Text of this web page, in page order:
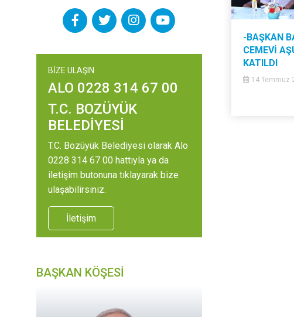
BİZE ULAŞIN
ALO 0228 314 67 00
T.C. BOZÜYÜK
BELEDİYESİ
T.C. Bozüyük Belediyesi olarak Alo
0228 314 67 00 hattıyla ya da
iletişim butonuna tıklayarak bize
ulaşabilirsiniz.
İletişim
BAŞKAN KÖŞESİ
-BAŞKAN
CEMEVİ
KATILDI
14 Temmuz